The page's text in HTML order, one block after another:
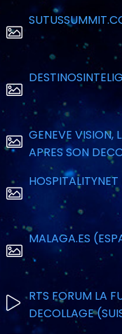
GENEVE VISION,
APRES SON
MALAGA.ES
RTS FORUM LA
DECOLLAGE